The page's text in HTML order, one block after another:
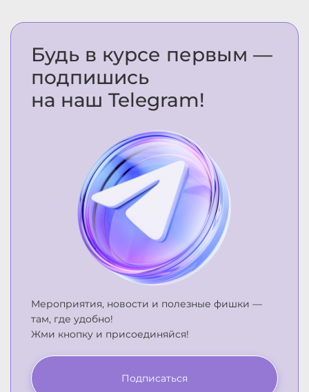
Будь в курсе первым —
подпишись
на наш Telegram!
Мероприятия, новости и полезные фишки —
там, где удобно!
Жми кнопку и присоединяйся!
Подписаться